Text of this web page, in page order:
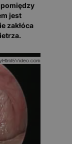
pomiędzy
jest
zakłóca